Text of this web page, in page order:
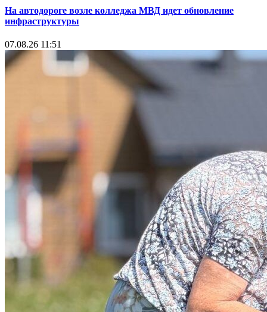
На автодороге возле колледжа МВД идет обновление
инфраструктуры
07.08.26 11:51